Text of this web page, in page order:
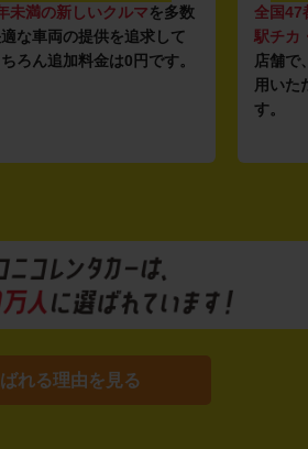
未満の新しいクルマを多数
な車両の提供を追求して
ろん追加料金は0円です。
全国47
駅チカ
店舗で
用いた
す。
れる理由を見る